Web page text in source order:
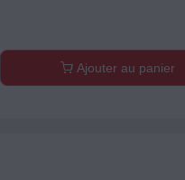
Ajouter au panier